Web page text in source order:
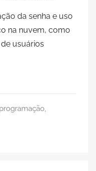
da senha e uso
na nuvem, como
usuários
,